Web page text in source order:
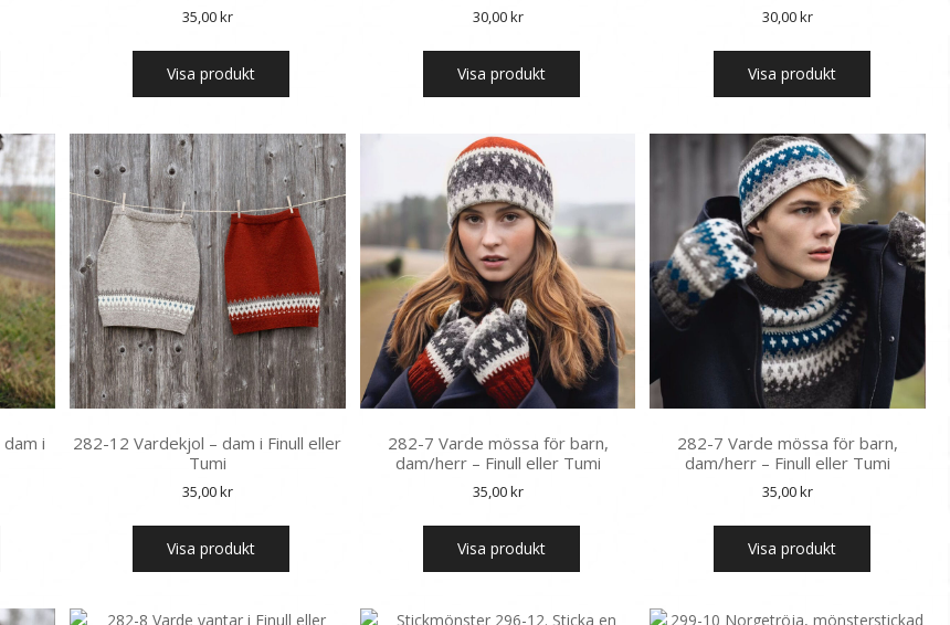
35,00kr
Visa produkt
30,00kr
Visa produkt
30,00kr
Visa produkt
i
282-12 Vardekjol – dam i Finull eller
Tumi
35,00kr
Visa produkt
282-7 Varde mössa för barn,
dam/herr – Finull eller Tumi
35,00kr
Visa produkt
282-7 Varde mössa för barn,
dam/herr – Finull eller Tumi
35,00kr
Visa produkt